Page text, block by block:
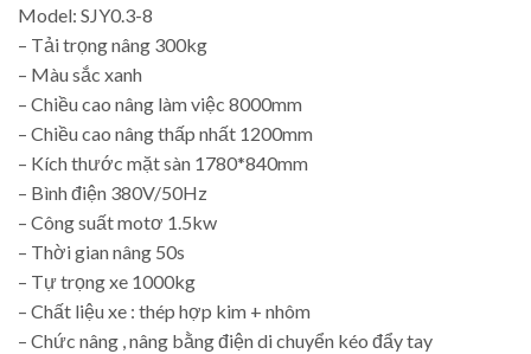
Model: SJY0.3-8
– Tải trọng nâng 300kg
– Màu sắc xanh
– Chiều cao nâng làm việc 8000mm
– Chiều cao nâng thấp nhất 1200mm
– Kích thước mặt sàn 1780*840mm
– Bình điện 380V/50Hz
– Công suất motơ 1.5kw
– Thời gian nâng 50s
– Tự trọng xe 1000kg
– Chất liệu xe : thép hợp kim + nhôm
– Chức nâng , nâng bằng điện di chuyển kéo đẩy tay